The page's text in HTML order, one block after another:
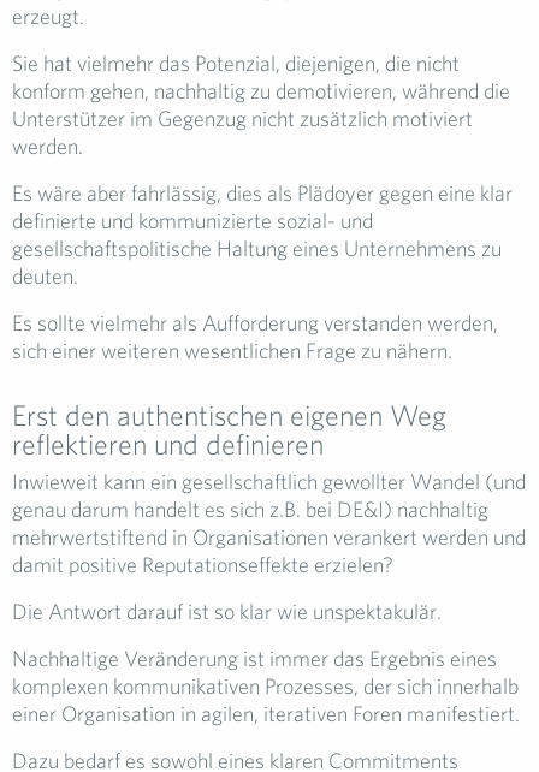
erzeugt.
Sie hat vielmehr das Potenzial, diejenigen, die nicht
konform gehen, nachhaltig zu demotivieren, während die
Unterstützer im Gegenzug nicht zusätzlich motiviert
werden.
Es wäre aber fahrlässig, dies als Plädoyer gegen eine klar
definierte und kommunizierte sozial- und
gesellschaftspolitische Haltung eines Unternehmens zu
deuten.
Es sollte vielmehr als Aufforderung verstanden werden,
sich einer weiteren wesentlichen Frage zu nähern.
Erst den authentischen eigenen Weg
reflektieren und definieren
Inwieweit kann ein gesellschaftlich gewollter Wandel (und
genau darum handelt es sich z.B. bei DE&I) nachhaltig
mehrwertstiftend in Organisationen verankert werden und
damit positive Reputationseffekte erzielen?
Die Antwort darauf ist so klar wie unspektakulär.
Nachhaltige Veränderung ist immer das Ergebnis eines
komplexen kommunikativen Prozesses, der sich innerhalb
einer Organisation in agilen, iterativen Foren manifestiert.
Dazu bedarf es sowohl eines klaren Commitments